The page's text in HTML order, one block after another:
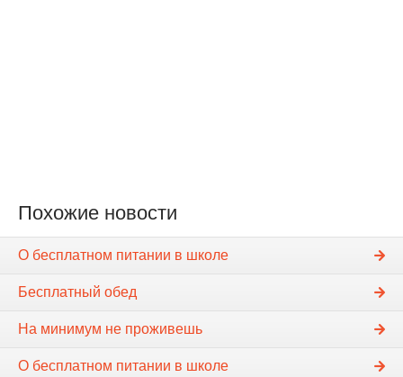
Похожие новости
О бесплатном питании в школе
Бесплатный обед
На минимум не проживешь
О бесплатном питании в школе